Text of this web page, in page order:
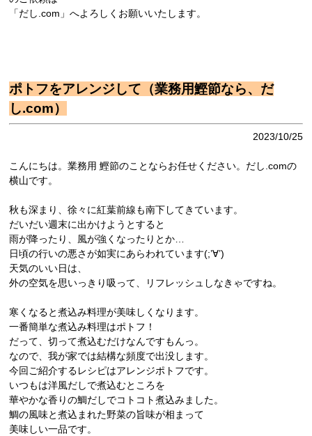
「だし.com」へよろしくお願いいたします。
ポトフをアレンジして（業務用鰹節なら、だ
し.com）
2023/10/25
こんにちは。業務用 鰹節のことならお任せください。だし.comの
横山です。
秋も深まり、徐々に紅葉前線も南下してきています。
だいだい週末に出かけようとすると
雨が降ったり、風が強くなったりとか…
日頃の行いの悪さが如実にあらわれています(;’∀’)
天気のいい日は、
外の空気を思いっきり吸って、リフレッシュしなきゃですね。
寒くなると煮込み料理が美味しくなります。
一番簡単な煮込み料理はポトフ！
だって、切って煮込むだけなんですもんっ。
なので、我が家では結構な頻度で出没します。
今回ご紹介するレシピはアレンジポトフです。
いつもは洋風だしで煮込むところを
華やかな香りの鯛だしでコトコト煮込みました。
鯛の風味と煮込まれた野菜の旨味が相まって
美味しい一品です。